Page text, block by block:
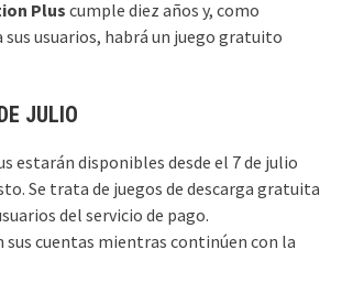
Plus cumple diez años y, como
usuarios, habrá un juego gratuito
JULIO
estarán disponibles desde el 7 de julio
Se trata de juegos de descarga gratuita
del servicio de pago.
sus cuentas mientras continúen con la